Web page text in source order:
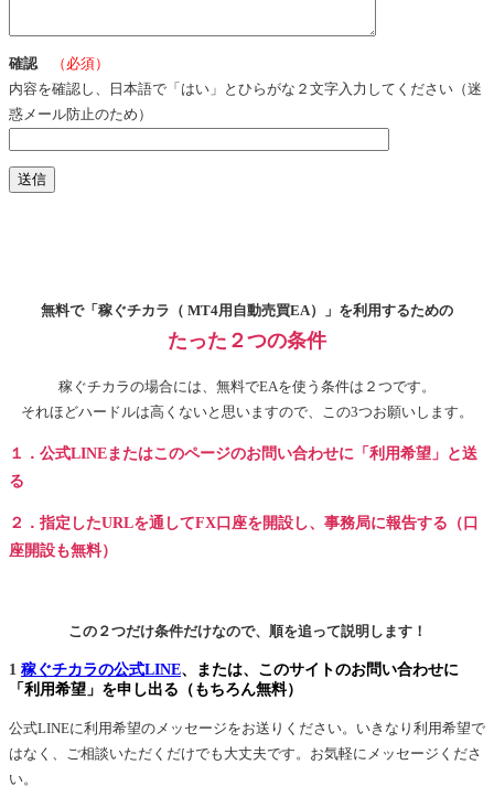
確認
（必須）
内容を確認し、日本語で「はい」とひらがな２文字入力してください（迷
惑メール防止のため）
無料で「稼ぐチカラ（ MT4用自動売買EA）」を利用するための
たった２つの条件
稼ぐチカラの場合には、無料でEAを使う条件は２つです。
それほどハードルは高くないと思いますので、この3つお願いします。
１．公式LINEまたはこのページのお問い合わせに「利用希望」と送
る
２．指定したURLを通してFX口座を開設し、事務局に報告する（口
座開設も無料）
この２つだけ条件だけなので、順を追って説明します！
1 稼ぐチカラの公式LINE、または、このサイトのお問い合わせに
「利用希望」を申し出る（もちろん無料）
公式LINEに利用希望のメッセージをお送りください。いきなり利用希望で
はなく、ご相談いただくだけでも大丈夫です。お気軽にメッセージくださ
い。